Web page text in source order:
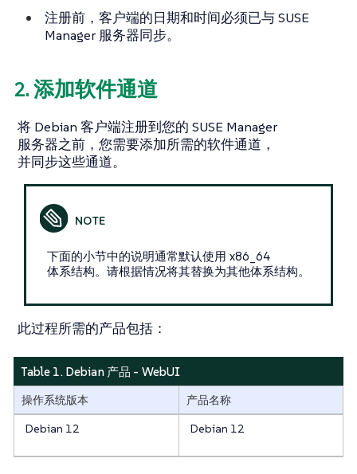
注册前，客户端的日期和时间必须已与 SUSE
Manager 服务器同步。
2. 添加软件通道
将 Debian 客户端注册到您的 SUSE Manager
服务器之前，您需要添加所需的软件通道，
并同步这些通道。
下面的小节中的说明通常默认使用 x86_64
体系结构。请根据情况将其替换为其他体系结构。
此过程所需的产品包括：
Table 1. Debian 产品 - WebUI
操作系统版本
产品名称
Debian 12
Debian 12